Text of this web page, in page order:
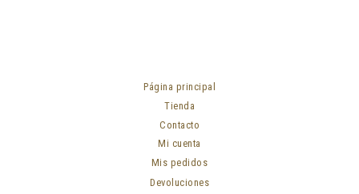
Página principal
Tienda
Contacto
Mi cuenta
Mis pedidos
Devoluciones